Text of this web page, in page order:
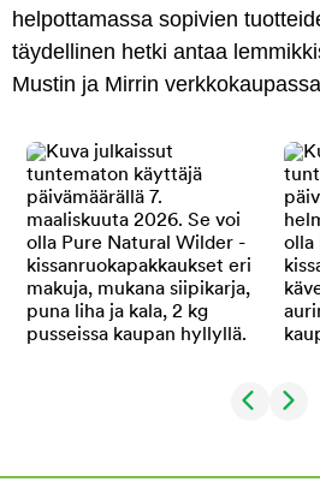
helpottamassa sopivien
täydellinen hetki antaa
Mustin ja Mirrin